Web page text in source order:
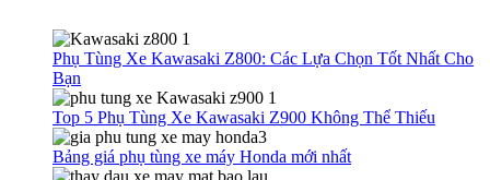
Phụ Tùng Xe Kawasaki Z800: Các Lựa Chọn Tốt Nhất Cho
Bạn
Top 5 Phụ Tùng Xe Kawasaki Z900 Không Thể Thiếu
Bảng giá phụ tùng xe máy Honda mới nhất